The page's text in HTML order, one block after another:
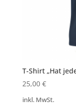
T-Shirt „Hat
25,00 €
inkl. MwSt.